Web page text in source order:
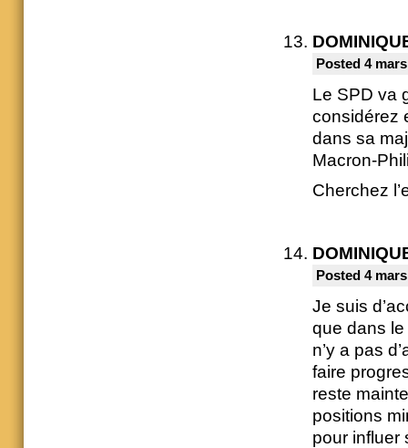
Posted 4
Le SPD va
considérez
dans sa
Macron-
Cherchez
Posted 4
Je suis
que dans
n’y a pas
faire
reste
positions
pour influer